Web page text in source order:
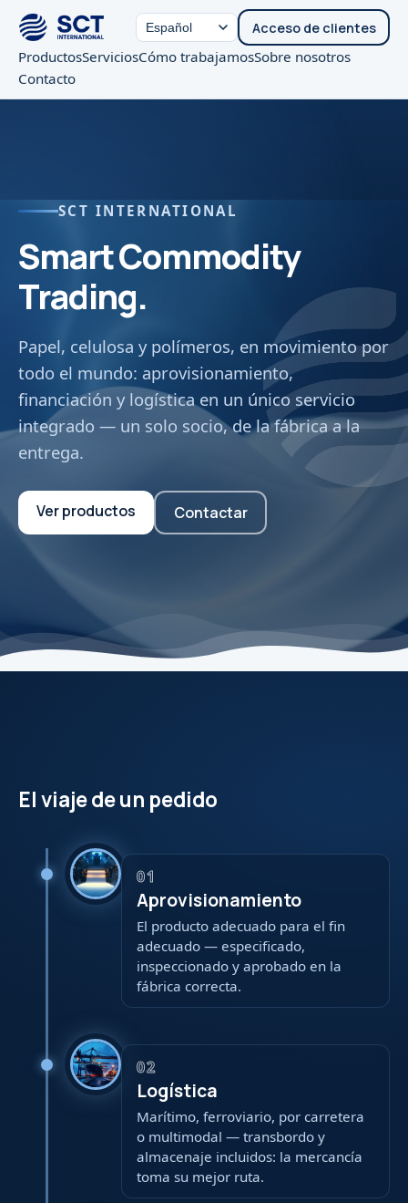
ProductosServiciosCómo trabajamosSobre nosotros
Contacto
Acceso de clientes
SCT INTERNATIONAL
SmartCommodity
Trading.
Papel, celulosa y polímeros, en movimiento por
todo el mundo: aprovisionamiento,
financiación y logística en un único servicio
integrado — un solo socio, de la fábrica a la
entrega.
Ver productos Contactar
El viaje de un pedido
01
Aprovisionamiento
El producto adecuado para el fin
adecuado — especificado,
inspeccionado y aprobado en la
fábrica correcta.
02
Logística
Marítimo, ferroviario, por carretera
o multimodal — transbordo y
almacenaje incluidos: la mercancía
toma su mejor ruta.